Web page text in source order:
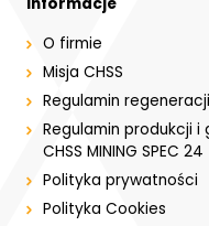
O firmie
Misja CHSS
Regulamin
Regulamin produkcji
CHSS MINING SPEC 24
Polityka prywatności
Polityka Cookies